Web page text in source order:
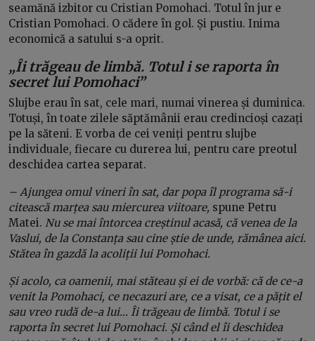
seamănă izbitor cu Cristian Pomohaci. Totul în jur e
Cristian Pomohaci. O cădere în gol. Și pustiu. Inima
economică a satului s-a oprit.
„Îi trăgeau de limbă. Totul i se raporta în
secret lui Pomohaci”
Slujbe erau în sat, cele mari, numai vinerea și duminica.
Totuși, în toate zilele săptămânii erau credincioși cazați
pe la săteni. E vorba de cei veniți pentru slujbe
individuale, fiecare cu durerea lui, pentru care preotul
deschidea cartea separat.
– Ajungea omul vineri în sat, dar popa îl programa să-i
citească marțea sau miercurea viitoare, spune Petru
Matei. Nu se mai întorcea creștinul acasă, că venea de la
Vaslui, de la Constanța sau cine știe de unde, rămânea aici.
Stătea în gazdă la acoliții lui Pomohaci.
Și acolo, ca oamenii, mai stăteau și ei de vorbă: că de ce-a
venit la Pomohaci, ce necazuri are, ce a visat, ce a pățit el
sau vreo rudă de-a lui… Îi trăgeau de limbă. Totul i se
raporta în secret lui Pomohaci. Și când el îi deschidea